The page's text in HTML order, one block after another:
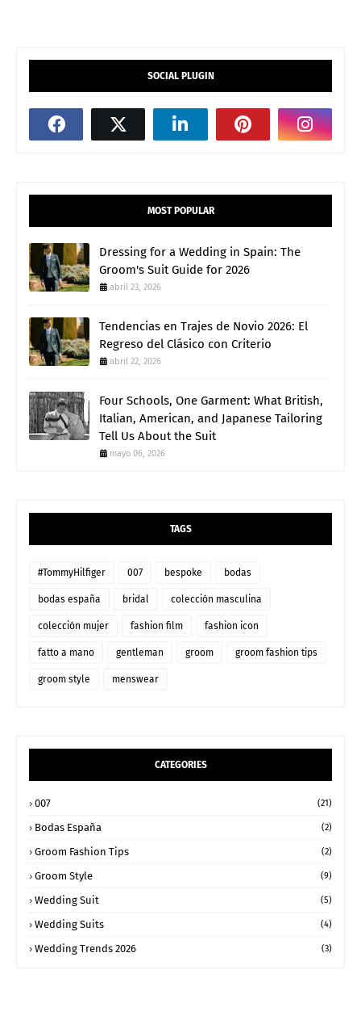
SOCIAL PLUGIN
MOST POPULAR
Dressing for a Wedding in Spain: The
Groom's Suit Guide for 2026
abril 23, 2026
Tendencias en Trajes de Novio 2026: El
Regreso del Clásico con Criterio
abril 22, 2026
Four Schools, One Garment: What British,
Italian, American, and Japanese Tailoring
Tell Us About the Suit
mayo 06, 2026
TAGS
#TommyHilfiger 007 bespoke bodas
bodas españa bridal colección masculina
colección mujer fashion film fashion icon
fatto a mano gentleman groom groom fashion tips
groom style menswear
CATEGORIES
007 (21)
Bodas España (2)
Groom Fashion Tips (2)
Groom Style (9)
Wedding Suit (5)
Wedding Suits (4)
Wedding Trends 2026 (3)